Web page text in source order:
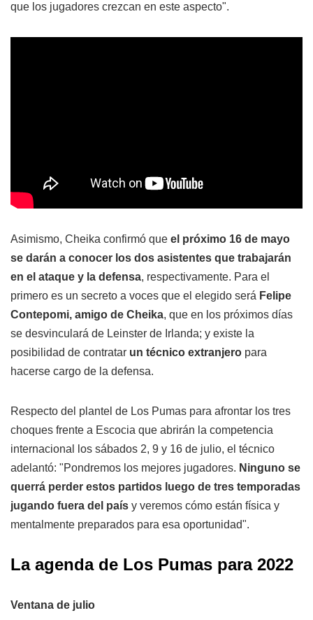
que los jugadores crezcan en este aspecto".
Asimismo, Cheika confirmó que el próximo 16 de mayo
se darán a conocer los dos asistentes que trabajarán
en el ataque y la defensa, respectivamente. Para el
primero es un secreto a voces que el elegido será Felipe
Contepomi, amigo de Cheika, que en los próximos días
se desvinculará de Leinster de Irlanda; y existe la
posibilidad de contratar un técnico extranjero para
hacerse cargo de la defensa.
Respecto del plantel de Los Pumas para afrontar los tres
choques frente a Escocia que abrirán la competencia
internacional los sábados 2, 9 y 16 de julio, el técnico
adelantó: "Pondremos los mejores jugadores. Ninguno se
querrá perder estos partidos luego de tres temporadas
jugando fuera del país y veremos cómo están física y
mentalmente preparados para esa oportunidad".
La agenda de Los Pumas para 2022
Ventana de julio